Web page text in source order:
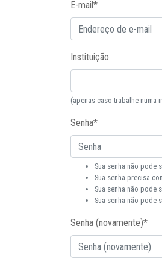
E-mail*
Instituição
(apenas caso trabalhe numa
Senha*
Sua senha não pode
Sua senha precisa
Sua senha não pode
Sua senha não pode
Senha (novamente)*